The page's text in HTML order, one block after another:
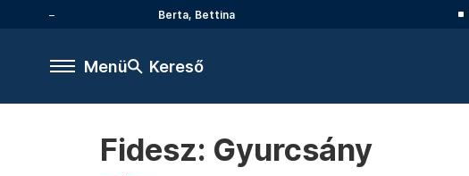
Berta, Bettina
Menü Kereső
Fidesz: Gyurcsány